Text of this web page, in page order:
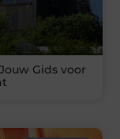
Gids voor